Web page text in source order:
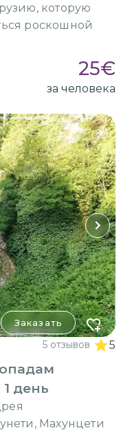
которую
роскошной
25€
за человека
Заказать
5 отзывов 5
день
Махунцети